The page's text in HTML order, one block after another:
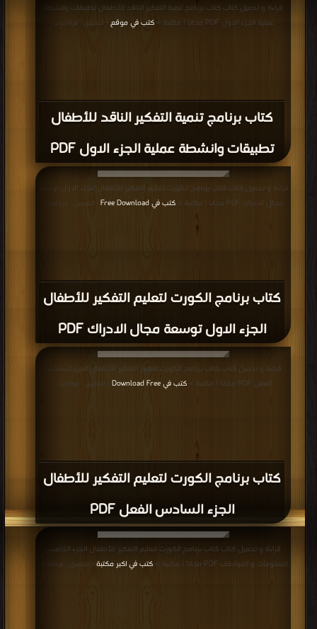
كتاب برنامج تنمية التفكير الناقد للأطفال
تطبيقات وانشطة عملية الجزء الاول PDF
قراءة و تحميل كتاب كتاب برنامج تنمية التفكير الناقد للأطفال تطبيقات وانشطة
عملية الجزء الاول PDF مجانا | مكتبة >
كتب في موقع | التحميل : مرة/مرات
كتاب برنامج الكورت لتعليم التفكير للأطفال
الجزء الاول توسعة مجال الادراك PDF
قراءة و تحميل كتاب كتاب برنامج الكورت لتعليم التفكير للأطفال الجزء الاول توسعة
مجال الادراك PDF مجانا | مكتبة >
كتب في Free Download | التحميل : مرة/مرات
كتاب برنامج الكورت لتعليم التفكير للأطفال
الجزء السادس الفعل PDF
قراءة و تحميل كتاب كتاب برنامج الكورت لتعليم التفكير للأطفال الجزء السادس
الفعل PDF مجانا | مكتبة >
كتب في Download Free | التحميل : مرة/مرات
قراءة و تحميل كتاب كتاب برنامج الكورت لتعليم التفكير للأطفال الجزء الخامس
المعلومات و العواطف PDF مجانا | مكتبة >
كتب في اكبر مكتبة | التحميل : مرة/مرات